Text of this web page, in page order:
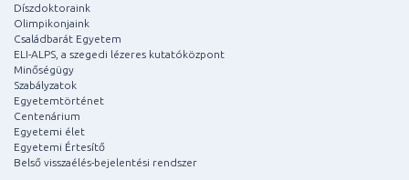
Díszdoktoraink
Olimpikonjaink
Családbarát Egyetem
ELI-ALPS, a szegedi lézeres kutatóközpont
Minőségügy
Szabályzatok
Egyetemtörténet
Centenárium
Egyetemi élet
Egyetemi Értesítő
Belső visszaélés-bejelentési rendszer